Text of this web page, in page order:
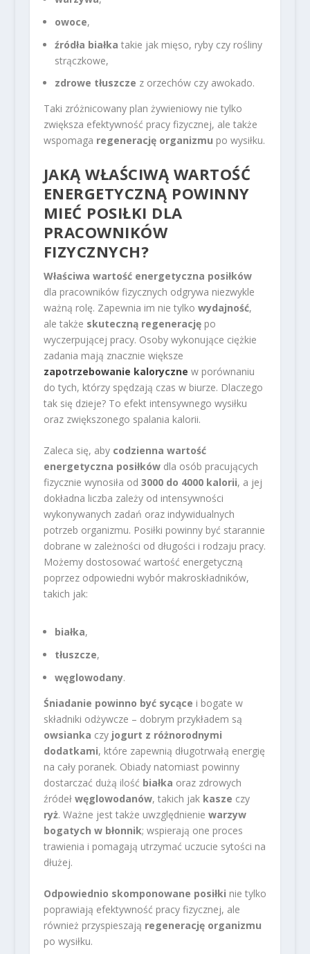
owoce,
źródła białka takie jak mięso, ryby czy rośliny
strączkowe,
zdrowe tłuszcze z orzechów czy awokado.
Taki zróżnicowany plan żywieniowy nie tylko
zwiększa efektywność pracy fizycznej, ale także
wspomaga regenerację organizmu po wysiłku.
JAKĄ WŁAŚCIWĄ WARTOŚĆ
ENERGETYCZNĄ POWINNY
MIEĆ POSIŁKI DLA
PRACOWNIKÓW
FIZYCZNYCH?
Właściwa wartość energetyczna posiłków
dla pracowników fizycznych odgrywa niezwykle
ważną rolę. Zapewnia im nie tylko wydajność,
ale także skuteczną regeneracjępo
wyczerpującej pracy. Osoby wykonujące ciężkie
zadania mają znacznie większe
zapotrzebowanie kaloryczne w porównaniu
do tych, którzy spędzają czas w biurze. Dlaczego
tak się dzieje? To efekt intensywnego wysiłku
oraz zwiększonego spalania kalorii.
Zaleca się, aby codzienna wartość
energetyczna posiłkówdla osób pracujących
fizycznie wynosiła od 3000 do 4000 kalorii, a jej
dokładna liczba zależy od intensywności
wykonywanych zadań oraz indywidualnych
potrzeb organizmu. Posiłki powinny być starannie
dobrane w zależności od długości i rodzaju pracy.
Możemy dostosować wartość energetyczną
poprzez odpowiedni wybór makroskładników,
takich jak:
białka,
tłuszcze,
węglowodany.
Śniadanie powinno być sycące i bogate w
składniki odżywcze – dobrym przykładem są
owsianka czy jogurt z różnorodnymi
dodatkami, które zapewnią długotrwałą energię
na cały poranek. Obiady natomiast powinny
dostarczać dużą ilość białka oraz zdrowych
źródeł węglowodanów, takich jak kasze czy
ryż. Ważne jest także uwzględnienie warzyw
bogatych w błonnik; wspierają one proces
trawienia i pomagają utrzymać uczucie sytości na
dłużej.
Odpowiednio skomponowane posiłki nie tylko
poprawiają efektywność pracy fizycznej, ale
również przyspieszają regenerację organizmu
po wysiłku.